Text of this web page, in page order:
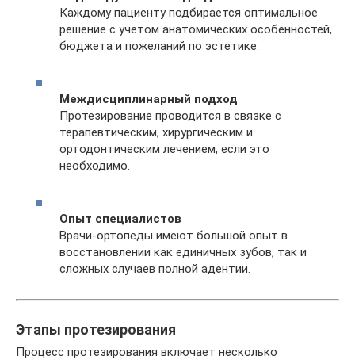
Каждому пациенту подбирается оптимальное
решение с учётом анатомических особенностей,
бюджета и пожеланий по эстетике.
Междисциплинарный подход
Протезирование проводится в связке с
терапевтическим, хирургическим и
ортодонтическим лечением, если это
необходимо.
Опыт специалистов
Врачи-ортопеды имеют большой опыт в
восстановлении как единичных зубов, так и
сложных случаев полной адентии.
Этапы протезирования
Процесс протезирования включает несколько